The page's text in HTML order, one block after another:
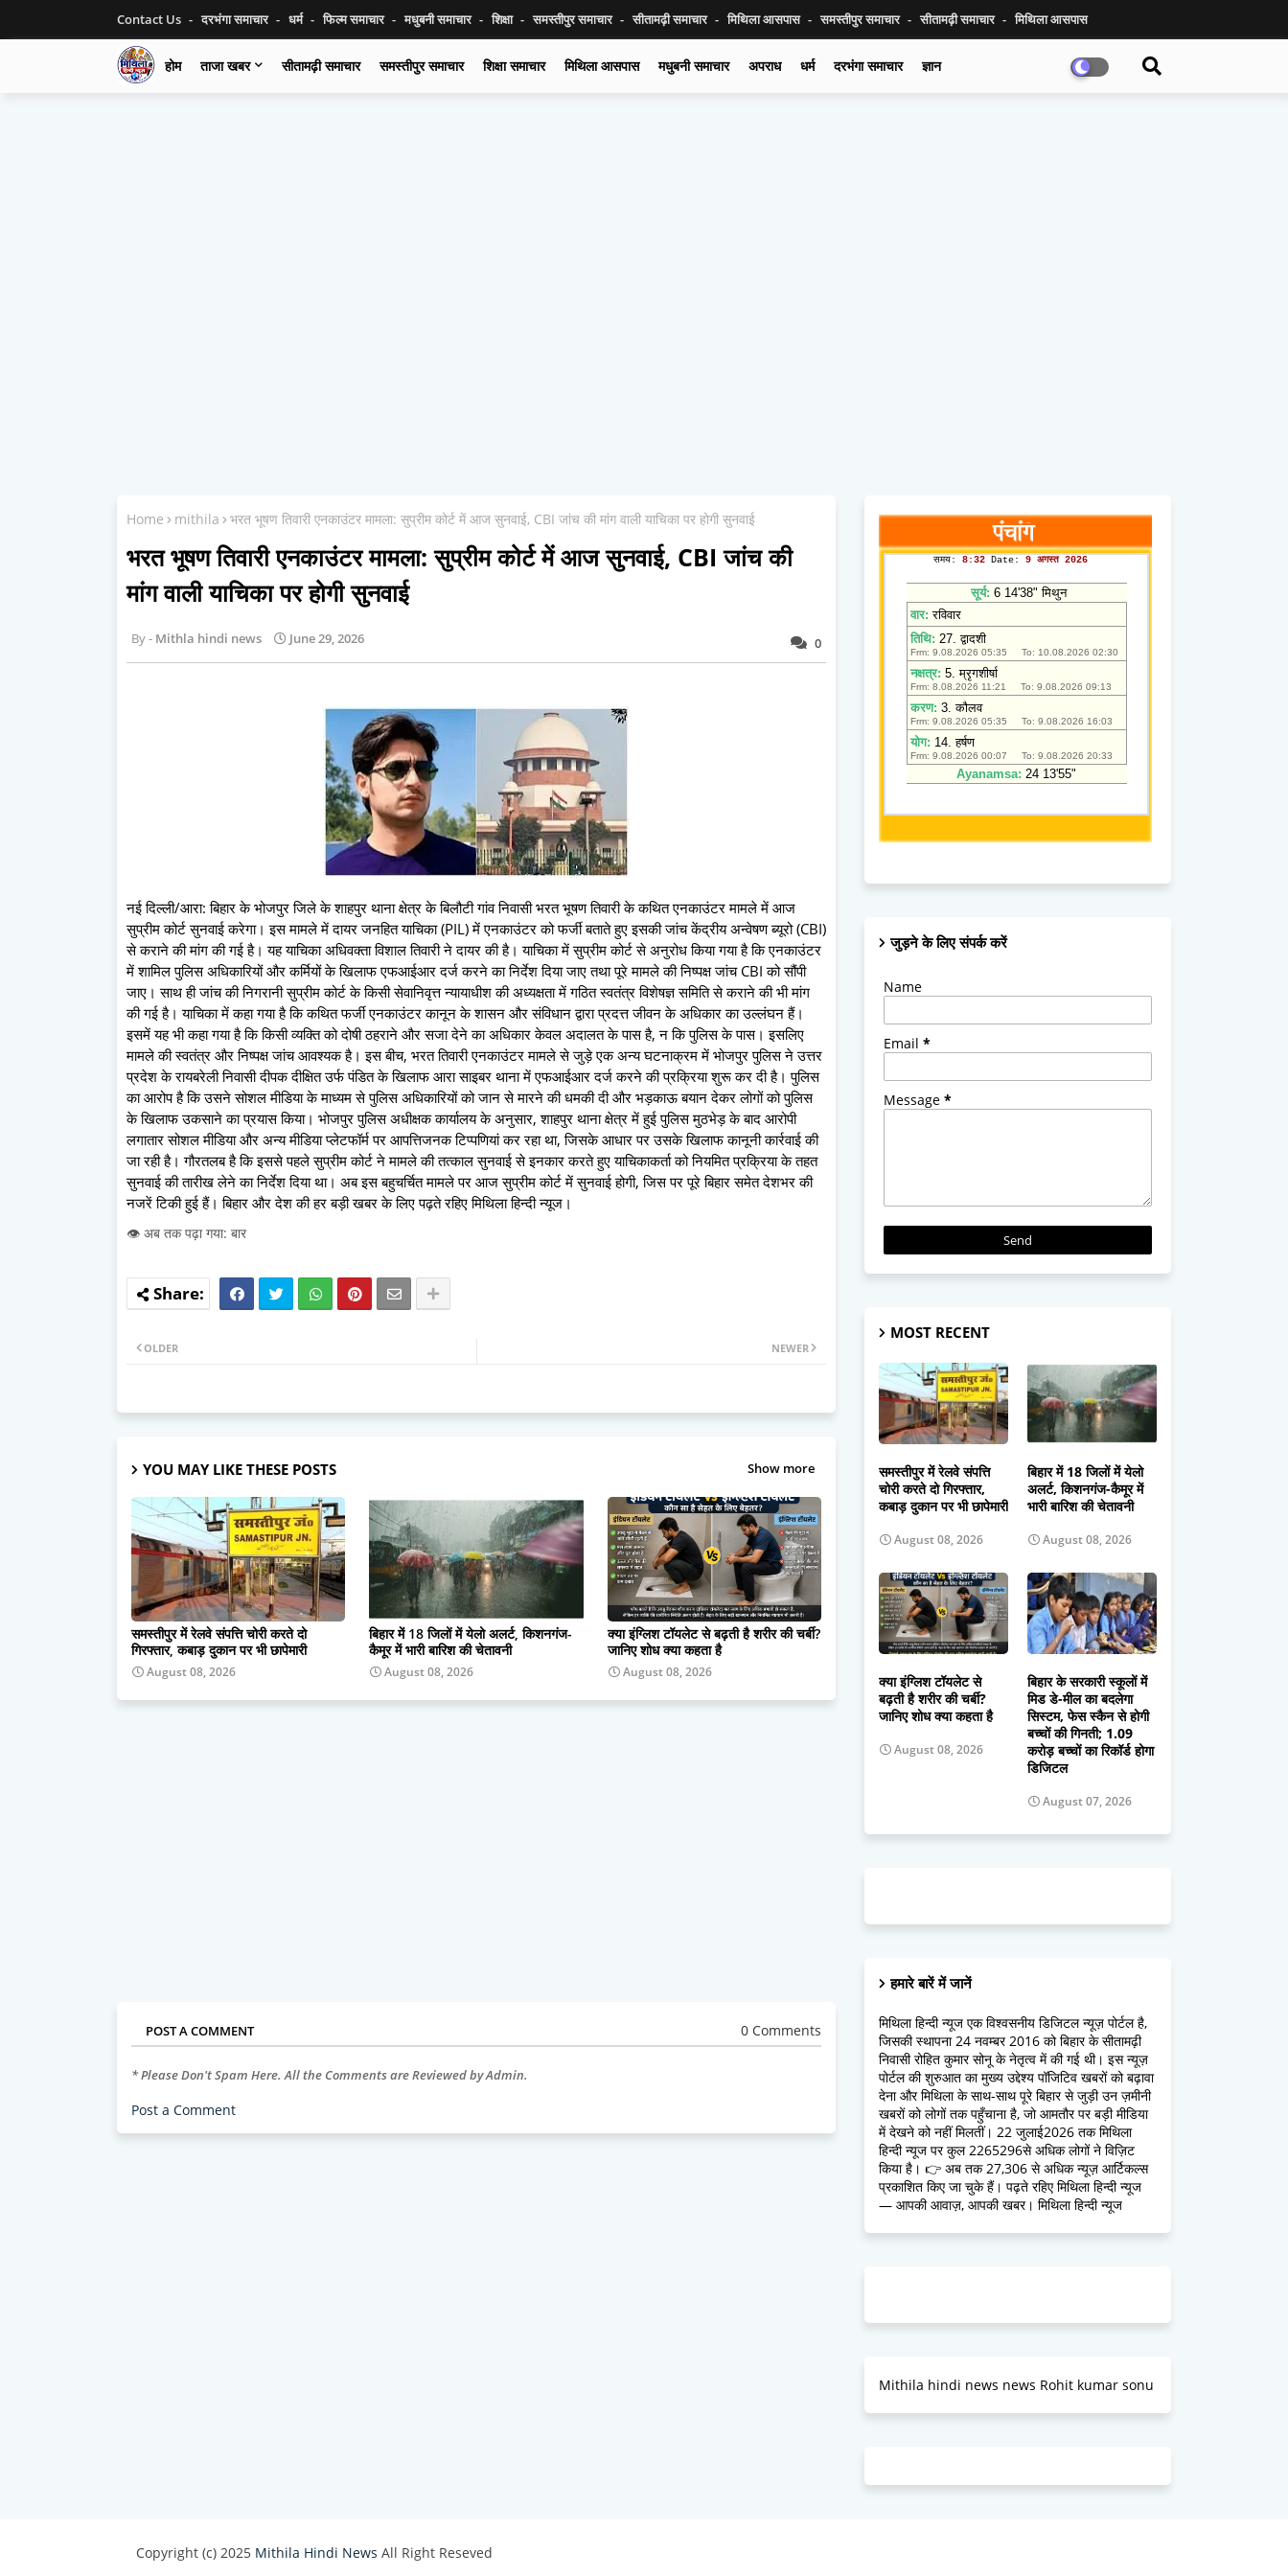
Contact Us दरभंगा समाचार धर्म फिल्म समाचार मधुबनी समाचार शिक्षा समस्तीपुर समाचार सीतामढ़ी समाचार मिथिला आसपास समस्तीपुर समाचार सीतामढ़ी समाचार मिथिला आसपास
होम ताजा खबर सीतामढ़ी समाचार समस्तीपुर समाचार शिक्षा समाचार मिथिला आसपास मधुबनी समाचार अपराध धर्म दरभंगा समाचार ज्ञान
Home mithila भरत भूषण तिवारी एनकाउंटर मामला: सुप्रीम कोर्ट में आज सुनवाई, CBI जांच की मांग वाली याचिका पर होगी सुनवाई
भरत भूषण तिवारी एनकाउंटर मामला: सुप्रीम कोर्ट में आज सुनवाई, CBI जांच की
मांग वाली याचिका पर होगी सुनवाई
0
Mithla hindi news June 29, 2026
नई दिल्ली/आरा: बिहार के भोजपुर जिले के शाहपुर थाना क्षेत्र के बिलौटी गांव निवासी भरत भूषण तिवारी के कथित एनकाउंटर मामले में आज
सुप्रीम कोर्ट सुनवाई करेगा। इस मामले में दायर जनहित याचिका (PIL) में एनकाउंटर को फर्जी बताते हुए इसकी जांच केंद्रीय अन्वेषण ब्यूरो (CBI)
से कराने की मांग की गई है। यह याचिका अधिवक्ता विशाल तिवारी ने दायर की है। याचिका में सुप्रीम कोर्ट से अनुरोध किया गया है कि एनकाउंटर
में शामिल पुलिस अधिकारियों और कर्मियों के खिलाफ एफआईआर दर्ज करने का निर्देश दिया जाए तथा पूरे मामले की निष्पक्ष जांच CBI को सौंपी
जाए। साथ ही जांच की निगरानी सुप्रीम कोर्ट के किसी सेवानिवृत्त न्यायाधीश की अध्यक्षता में गठित स्वतंत्र विशेषज्ञ समिति से कराने की भी मांग
की गई है। याचिका में कहा गया है कि कथित फर्जी एनकाउंटर कानून के शासन और संविधान द्वारा प्रदत्त जीवन के अधिकार का उल्लंघन हैं।
इसमें यह भी कहा गया है कि किसी व्यक्ति को दोषी ठहराने और सजा देने का अधिकार केवल अदालत के पास है, न कि पुलिस के पास। इसलिए
मामले की स्वतंत्र और निष्पक्ष जांच आवश्यक है। इस बीच, भरत तिवारी एनकाउंटर मामले से जुड़े एक अन्य घटनाक्रम में भोजपुर पुलिस ने उत्तर
प्रदेश के रायबरेली निवासी दीपक दीक्षित उर्फ पंडित के खिलाफ आरा साइबर थाना में एफआईआर दर्ज करने की प्रक्रिया शुरू कर दी है। पुलिस
का आरोप है कि उसने सोशल मीडिया के माध्यम से पुलिस अधिकारियों को जान से मारने की धमकी दी और भड़काऊ बयान देकर लोगों को पुलिस
के खिलाफ उकसाने का प्रयास किया। भोजपुर पुलिस अधीक्षक कार्यालय के अनुसार, शाहपुर थाना क्षेत्र में हुई पुलिस मुठभेड़ के बाद आरोपी
लगातार सोशल मीडिया और अन्य मीडिया प्लेटफॉर्म पर आपत्तिजनक टिप्पणियां कर रहा था, जिसके आधार पर उसके खिलाफ कानूनी कार्रवाई की
जा रही है। गौरतलब है कि इससे पहले सुप्रीम कोर्ट ने मामले की तत्काल सुनवाई से इनकार करते हुए याचिकाकर्ता को नियमित प्रक्रिया के तहत
सुनवाई की तारीख लेने का निर्देश दिया था। अब इस बहुचर्चित मामले पर आज सुप्रीम कोर्ट में सुनवाई होगी, जिस पर पूरे बिहार समेत देशभर की
नजरें टिकी हुई हैं। बिहार और देश की हर बड़ी खबर के लिए पढ़ते रहिए मिथिला हिन्दी न्यूज।
👁️ अब तक पढ़ा गया: बार
NEWER
OLDER
YOU MAY LIKE THESE POSTS Show more
समस्तीपुर में रेलवे संपत्ति चोरी करते दो
गिरफ्तार, कबाड़ दुकान पर भी छापेमारी
August 08, 2026
बिहार में 18 जिलों में येलो अलर्ट, किशनगंज-
कैमूर में भारी बारिश की चेतावनी
August 08, 2026
क्या इंग्लिश टॉयलेट से बढ़ती है शरीर की चर्बी?
जानिए शोध क्या कहता है
August 08, 2026
POST A COMMENT 0 Comments
* Please Don't Spam Here. All the Comments are Reviewed by Admin.
Post a Comment
जुड़ने के लिए संपर्क करें
Name
Email *
Message *
MOST RECENT
समस्तीपुर में रेलवे संपत्ति
चोरी करते दो गिरफ्तार,
कबाड़ दुकान पर भी छापेमारी
August 08, 2026
बिहार में 18 जिलों में येलो
अलर्ट, किशनगंज-कैमूर में
भारी बारिश की चेतावनी
August 08, 2026
क्या इंग्लिश टॉयलेट से
बढ़ती है शरीर की चर्बी?
जानिए शोध क्या कहता है
August 08, 2026
बिहार के सरकारी स्कूलों में
मिड डे-मील का बदलेगा
सिस्टम, फेस स्कैन से होगी
बच्चों की गिनती; 1.09
करोड़ बच्चों का रिकॉर्ड होगा
डिजिटल
August 07, 2026
हमारे बारें में जानें
मिथिला हिन्दी न्यूज एक विश्वसनीय डिजिटल न्यूज़ पोर्टल है,
जिसकी स्थापना 24 नवम्बर 2016 को बिहार के सीतामढ़ी
निवासी रोहित कुमार सोनू के नेतृत्व में की गई थी। इस न्यूज़
पोर्टल की शुरुआत का मुख्य उद्देश्य पॉजिटिव खबरों को बढ़ावा
देना और मिथिला के साथ-साथ पूरे बिहार से जुड़ी उन ज़मीनी
खबरों को लोगों तक पहुँचाना है, जो आमतौर पर बड़ी मीडिया
में देखने को नहीं मिलतीं। 22 जुलाई2026 तक मिथिला
हिन्दी न्यूज पर कुल 2265296से अधिक लोगों ने विज़िट
किया है। 👉 अब तक 27,306 से अधिक न्यूज़ आर्टिकल्स
प्रकाशित किए जा चुके हैं। पढ़ते रहिए मिथिला हिन्दी न्यूज
— आपकी आवाज़, आपकी खबर। मिथिला हिन्दी न्यूज
Mithila hindi news news Rohit kumar sonu
Copyright (c) 2025 Mithila Hindi News All Right Reseved